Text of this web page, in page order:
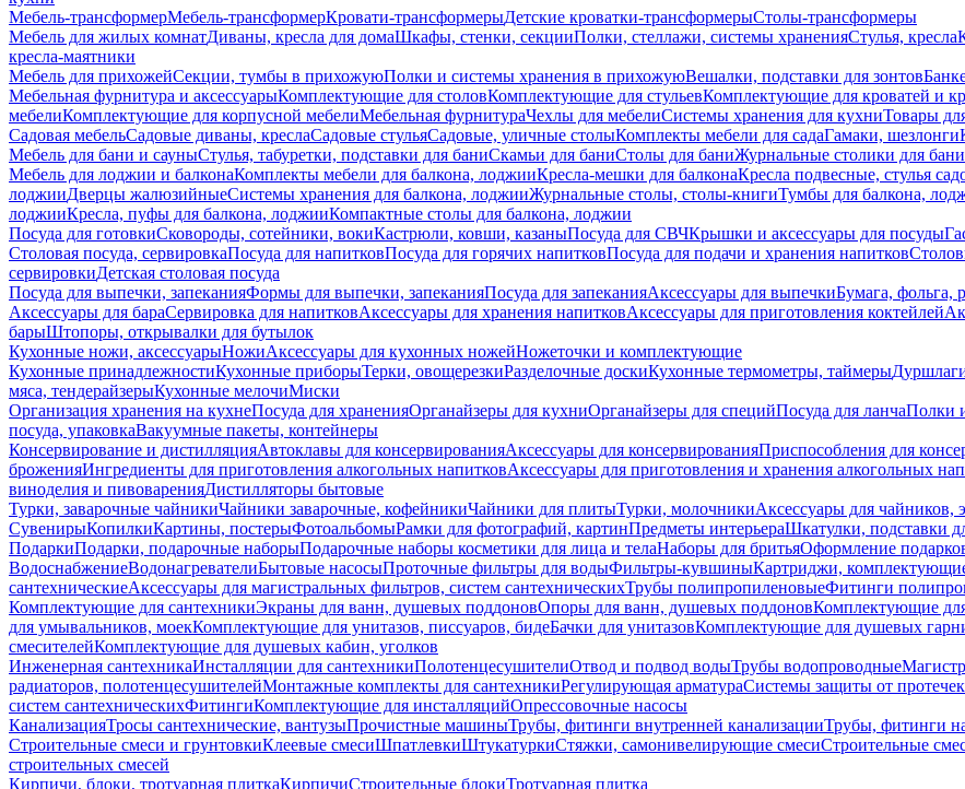
Мебель-трансформерМебель-трансформерКровати-трансформерыДетские кроватки-трансформерыСтолы-трансформеры
Мебель для жилых комнатДиваны, кресла для домаШкафы, стенки, секцииПолки, стеллажи, системы храненияСтулья, кресла
кресла-маятники
Мебель для прихожейСекции, тумбы в прихожуюПолки и системы хранения в прихожуюВешалки, подставки для зонтов
Мебельная фурнитура и аксессуарыКомплектующие для столовКомплектующие для стульевКомплектующие для кроватей и
мебелиКомплектующие для корпусной мебелиМебельная фурнитураЧехлы для мебелиСистемы хранения для кухниТовары
Садовая мебельСадовые диваны, креслаСадовые стульяСадовые, уличные столыКомплекты мебели для садаГамаки, шезлонги
Мебель для бани и сауныСтулья, табуретки, подставки для баниСкамьи для баниСтолы для баниЖурнальные столики для бани
Мебель для лоджии и балконаКомплекты мебели для балкона, лоджииКресла-мешки для балконаКресла подвесные, стулья
лоджииДверцы жалюзийныеСистемы хранения для балкона, лоджииЖурнальные столы, столы-книгиТумбы для балкона,
лоджииКресла, пуфы для балкона, лоджииКомпактные столы для балкона, лоджии
Посуда для готовкиСковороды, сотейники, вокиКастрюли, ковши, казаныПосуда для СВЧКрышки и аксессуары для посуды
Столовая посуда, сервировкаПосуда для напитковПосуда для горячих напитковПосуда для подачи и хранения напитков
сервировкиДетская столовая посуда
Посуда для выпечки, запеканияФормы для выпечки, запеканияПосуда для запеканияАксессуары для выпечкиБумага, фольга,
Аксессуары для бараСервировка для напитковАксессуары для хранения напитковАксессуары для приготовления коктейлей
барыШтопоры, открывалки для бутылок
Кухонные ножи, аксессуарыНожиАксессуары для кухонных ножейНожеточки и комплектующие
Кухонные принадлежностиКухонные приборыТерки, овощерезкиРазделочные доскиКухонные термометры, таймеры
мяса, тендерайзерыКухонные мелочиМиски
Организация хранения на кухнеПосуда для храненияОрганайзеры для кухниОрганайзеры для специйПосуда для ланчаПолки
посуда, упаковкаВакуумные пакеты, контейнеры
Консервирование и дистилляцияАвтоклавы для консервированияАксессуары для консервированияПриспособления для
броженияИнгредиенты для приготовления алкогольных напитковАксессуары для приготовления и хранения алкогольных
виноделия и пивоваренияДистилляторы бытовые
Турки, заварочные чайникиЧайники заварочные, кофейникиЧайники для плитыТурки, молочникиАксессуары для чайников,
СувенирыКопилкиКартины, постерыФотоальбомыРамки для фотографий, картинПредметы интерьераШкатулки, подставки
ПодаркиПодарки, подарочные наборыПодарочные наборы косметики для лица и телаНаборы для бритьяОформление
ВодоснабжениеВодонагревателиБытовые насосыПроточные фильтры для водыФильтры-кувшиныКартриджи,
сантехническиеАксессуары для магистральных фильтров, систем сантехническихТрубы полипропиленовыеФитинги
Комплектующие для сантехникиЭкраны для ванн, душевых поддоновОпоры для ванн, душевых поддоновКомплектующие
для умывальников, моекКомплектующие для унитазов, писсуаров, бидеБачки для унитазовКомплектующие для душевых
смесителейКомплектующие для душевых кабин, уголков
Инженерная сантехникаИнсталляции для сантехникиПолотенцесушителиОтвод и подвод водыТрубы водопроводные
радиаторов, полотенцесушителейМонтажные комплекты для сантехникиРегулирующая арматураСистемы защиты от протечек
систем сантехническихФитингиКомплектующие для инсталляцийОпрессовочные насосы
КанализацияТросы сантехнические, вантузыПрочистные машиныТрубы, фитинги внутренней канализацииТрубы, фитинги
Строительные смеси и грунтовкиКлеевые смесиШпатлевкиШтукатуркиСтяжки, самонивелирующие смесиСтроительные
строительных смесей
Кирпичи, блоки, тротуарная плиткаКирпичиСтроительные блокиТротуарная плитка